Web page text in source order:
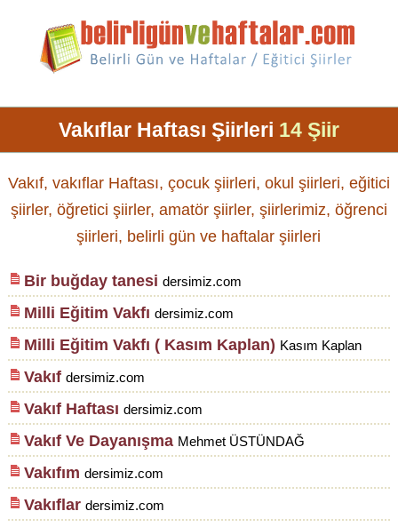
Vakıflar Haftası Şiirleri 14 Şiir
Vakıf, vakıflar Haftası, çocuk şiirleri, okul şiirleri, eğitici
şiirler, öğretici şiirler, amatör şiirler, şiirlerimiz, öğrenci
şiirleri, belirli gün ve haftalar şiirleri
Bir buğday tanesi dersimiz.com
Milli Eğitim Vakfı dersimiz.com
Milli Eğitim Vakfı ( Kasım Kaplan) Kasım Kaplan
Vakıf dersimiz.com
Vakıf Haftası dersimiz.com
Vakıf Ve Dayanışma Mehmet ÜSTÜNDAĞ
Vakıfım dersimiz.com
Vakıflar dersimiz.com